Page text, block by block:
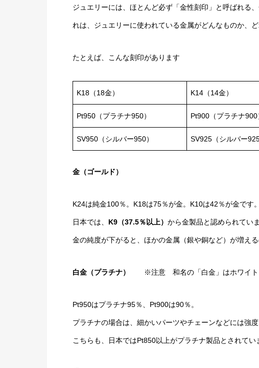
ジュエリーには、ほとんど必ず「金性刻印」と呼ばれる
れは、ジュエリーに使われている金属がどんなものか、
たとえば、こんな刻印があります
K18（18金） K14（14金）
Pt950（プラチナ950） Pt900（プラチナ900
SV950（シルバー950） SV925（シルバー925
金（ゴールド）
K24は純金100％。K18は75％が金。K10は42％が金です。
日本では、 K9（37.5％以上） から金製品と認められていま
金の純度が下がると、ほかの金属（銀や銅など）が増え
白金（プラチナ） ※注意 和名の「白金」はホワイト
Pt950はプラチナ95％、Pt900は90％。
プラチナの場合は、細かいパーツやチェーンなどには強
こちらも、日本ではPt850以上がプラチナ製品とされてい